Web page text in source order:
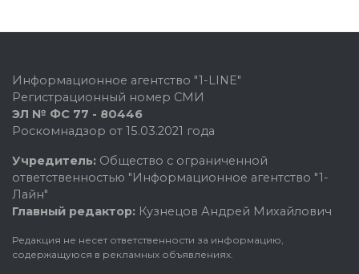
Информационное агентство "1-LINE"
Регистрационный номер СМИ
ЭЛ № ФС 77 - 80446
Роскомнадзор от 15.03.2021 года
Учредитель: Общество с ограниченной
ответственностью "Информационное агентство "1-
Лайн"
Главный редактор: Кузнецов Андрей Михайлович
Редакция не несет ответственности за информацию,
содержащуюся в рекламных объявлениях.